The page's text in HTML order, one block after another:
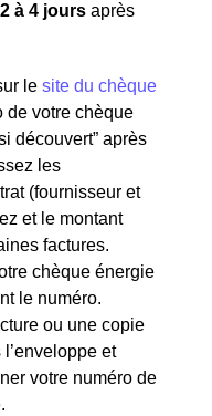
2 à 4 jours après
le site du chèque
de votre chèque
découvert” après
les
(fournisseur et
et le montant
factures.
chèque énergie
le numéro.
ou une copie
et
votre numéro de